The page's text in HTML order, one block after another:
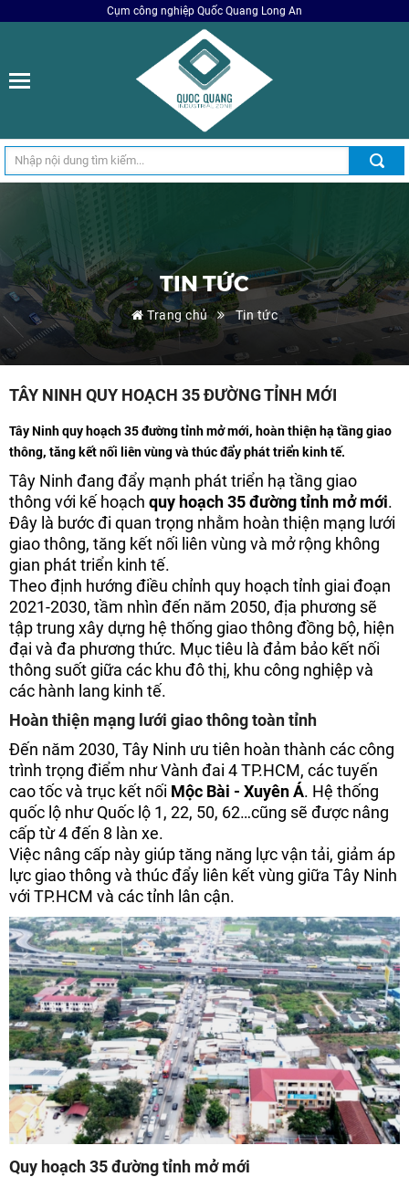
Cụm công nghiệp Quốc Quang Long An
TIN TỨC
Trang chủ Tin tức
TÂY NINH QUY HOẠCH 35 ĐƯỜNG TỈNH MỚI
Tây Ninh quy hoạch 35 đường tỉnh mở mới, hoàn thiện hạ tầng giao
thông, tăng kết nối liên vùng và thúc đẩy phát triển kinh tế.
Tây Ninh đang đẩy mạnh phát triển hạ tầng giao
thông với kế hoạch quy hoạch 35 đường tỉnh mở mới.
Đây là bước đi quan trọng nhằm hoàn thiện mạng lưới
giao thông, tăng kết nối liên vùng và mở rộng không
gian phát triển kinh tế.
Theo định hướng điều chỉnh quy hoạch tỉnh giai đoạn
2021-2030, tầm nhìn đến năm 2050, địa phương sẽ
tập trung xây dựng hệ thống giao thông đồng bộ, hiện
đại và đa phương thức. Mục tiêu là đảm bảo kết nối
thông suốt giữa các khu đô thị, khu công nghiệp và
các hành lang kinh tế.
Hoàn thiện mạng lưới giao thông toàn tỉnh
Đến năm 2030, Tây Ninh ưu tiên hoàn thành các công
trình trọng điểm như Vành đai 4 TP.HCM, các tuyến
cao tốc và trục kết nối Mộc Bài - Xuyên Á. Hệ thống
quốc lộ như Quốc lộ 1, 22, 50, 62…cũng sẽ được nâng
cấp từ 4 đến 8 làn xe.
Việc nâng cấp này giúp tăng năng lực vận tải, giảm áp
lực giao thông và thúc đẩy liên kết vùng giữa Tây Ninh
với TP.HCM và các tỉnh lân cận.
Quy hoạch 35 đường tỉnh mở mới